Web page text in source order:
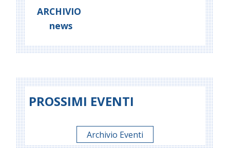
ARCHIVIO
news
PROSSIMI EVENTI
Archivio Eventi